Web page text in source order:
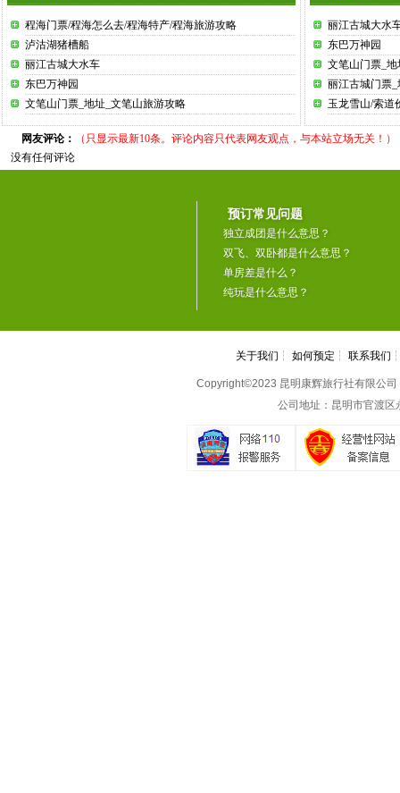
程海门票/程海怎么去/程海特产/程海旅游攻略
泸沽湖猪槽船
丽江古城大水车
东巴万神园
文笔山门票_地址_文笔山旅游攻略
丽江古城大水
东巴万神园
文笔山门票_
丽江古城门票
玉龙雪山/索道
网友评论：
（只显示最新10条。评论内容只代表网友观点，与本站立场无关！）
没有任何评论
预订常见问题
独立成团是什么意思？
双飞、双卧都是什么意思？
单房差是什么？
纯玩是什么意思？
关于我们 ┆ 如何预定 ┆ 联系我们
Copyright©2023 昆明康辉旅行社有限公
公司地址：昆明市官渡